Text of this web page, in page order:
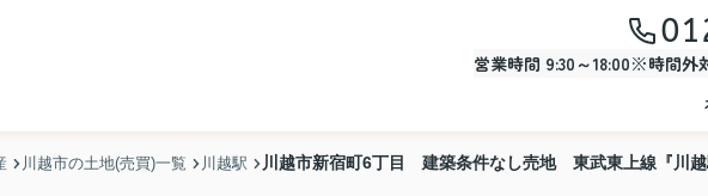
営業時間 9:30～18:00※時間外
川越市の土地(売買)一覧 川越駅 川越市新宿町6丁目 建築条件なし売地 東武東上線『川